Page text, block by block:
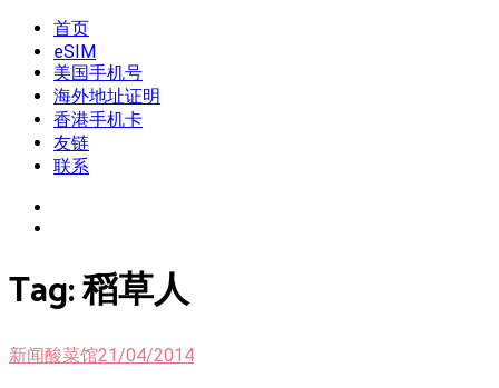
Skip
content
我是王掌柜
新闻酸菜馆|极客电台|自媒体联盟
首页
eSIM
美国手机号
海外地址证明
香港手机卡
友链
联系
Tag:稻草人
新闻酸菜馆21/04/2014